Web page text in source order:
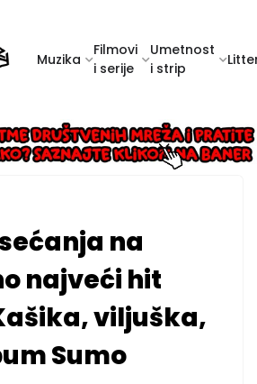
Muzika
Filmovi
i serije
Umetnost
i strip
na
najveći hit
viljuška,
Sumo